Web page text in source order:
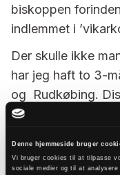
Denne hjemmeside bruger
Vi bruger cookies til at tilpasse
sociale medier og til at
biskoppen
indlemmet i
Der skulle ikke
har jeg haft to 3-
og Rudkøbing.
længe næret
Faaborg-Diernæs-
denne gang et